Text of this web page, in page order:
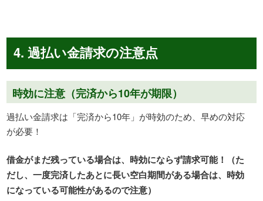
4. 過払い金請求の注意点
時効に注意（完済から10年が期限）
過払い金請求は「完済から10年」が時効のため、早めの対応
が必要！
借金がまだ残っている場合は、時効にならず請求可能！（た
だし、一度完済したあとに長い空白期間がある場合は、時効
になっている可能性があるので注意）